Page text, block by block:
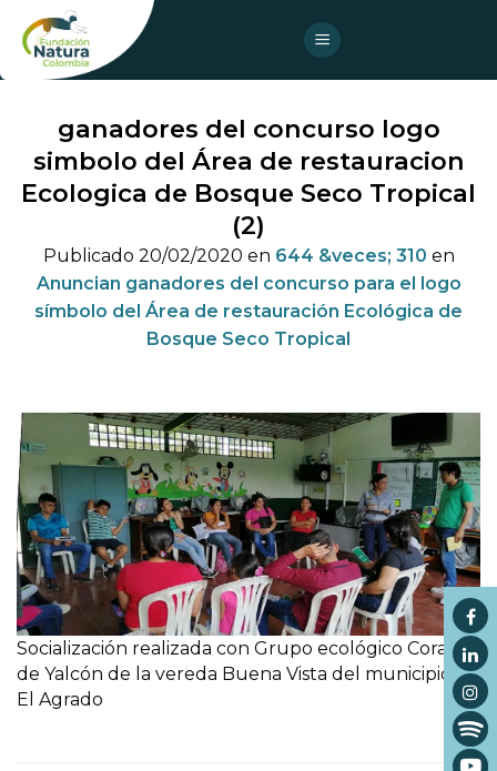
content
ganadores del concurso logo
simbolo del Área de restauracion
Ecologica de Bosque Seco Tropical
(2)
Publicado 20/02/2020 en 644 &veces; 310 en
Anuncian ganadores del concurso para el logo
símbolo del Área de restauración Ecológica de
Bosque Seco Tropical
Socialización realizada con Grupo ecológico Corazón
de Yalcón de la vereda Buena Vista del municipio de
El Agrado